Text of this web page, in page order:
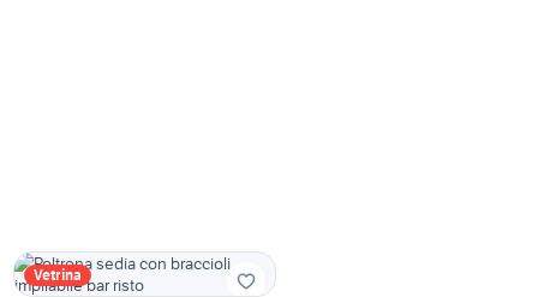
Vetrina